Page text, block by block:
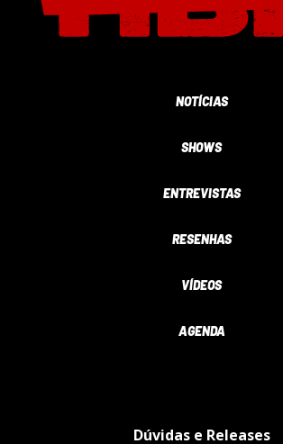
NOTÍCIAS
SHOWS
ENTREVISTAS
RESENHAS
VÍDEOS
AGENDA
Dúvidas e Releases